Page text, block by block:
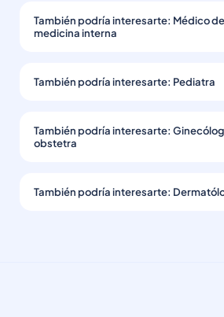
También podría interesarte: Médico de
medicina interna
También podría interesarte: Pediatra
También podría interesarte:
obstetra
También podría interesarte: